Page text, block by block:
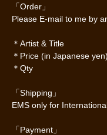
「Order」
Please E-mail to me by
＊Artist & Title
＊Price (in Japanese yen)
＊Qty
「Shipping」
EMS only for
「Payment」